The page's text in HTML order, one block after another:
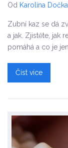
Od Karolína
Zubní kaz se dá
a jak. Zjistěte, jak
pomáhá a co je
Číst více